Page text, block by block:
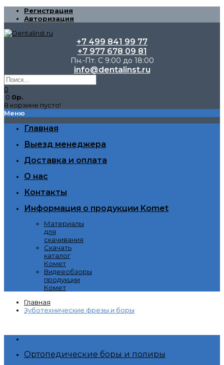
Регистрация
Авторизация
+7 499 841 99 77
+7 977 678 09 81
Пн.-Пт. С 9:00 до 18:00
info@dentalinst.ru
0
0 0р.
В корзине пусто!
Меню
Главная
Выезд менеджера
Доставка и оплата
О нас
Контакты
Информация о продукции Komet
Материалы
для
скачивания
Скачать
каталог
Комет
Видееобзоры
продукции
Комет
Главная
Зуботехнические фрезы и боры
Ортопедические боры и полиры